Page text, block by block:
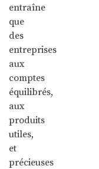
entraîne
que
des
entreprises
aux
comptes
équilibrés,
aux
produits
utiles,
et
précieuses